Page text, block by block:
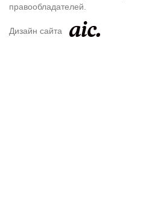
правообладателей.
Дизайн сайта